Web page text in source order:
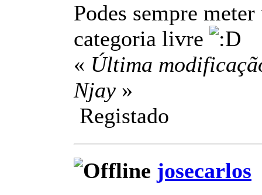
Podes sempre
categoria livre
« Última
Njay »
Registado
josecarlos